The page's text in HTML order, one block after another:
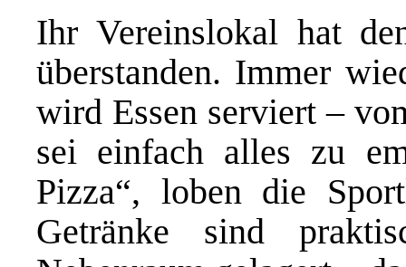
Ihr Vereinslokal hat
überstanden. Immer
wird Essen serviert –
sei einfach alles zu
Pizza“, loben die
Getränke sind